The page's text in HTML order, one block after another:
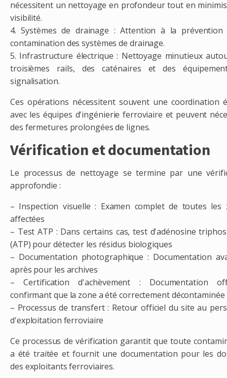
nécessitent un nettoyage en profondeur tout en
visibilité.
4. Systèmes de drainage : Attention à la
contamination des systèmes de drainage.
5. Infrastructure électrique : Nettoyage minutieux
troisièmes rails, des caténaires et des
signalisation.
Ces opérations nécessitent souvent une coordination
avec les équipes d'ingénierie ferroviaire et peuvent
des fermetures prolongées de lignes.
Vérification et documentation
Le processus de nettoyage se termine par une
approfondie :
– Inspection visuelle : Examen complet de toutes les
affectées
– Test ATP : Dans certains cas, test d'adénosine
(ATP) pour détecter les résidus biologiques
– Documentation photographique : Documentation
après pour les archives
– Certification d'achèvement : Documentation
confirmant que la zone a été correctement décontaminée
– Processus de transfert : Retour officiel du site au
d'exploitation ferroviaire
Ce processus de vérification garantit que toute
a été traitée et fournit une documentation pour les
des exploitants ferroviaires.